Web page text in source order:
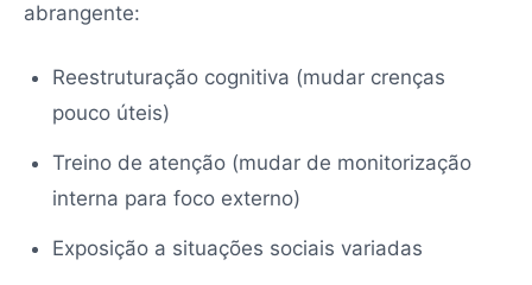
abrangente:
Reestruturação cognitiva (mudar crenças
pouco úteis)
Treino de atenção (mudar de monitorização
interna para foco externo)
Exposição a situações sociais variadas